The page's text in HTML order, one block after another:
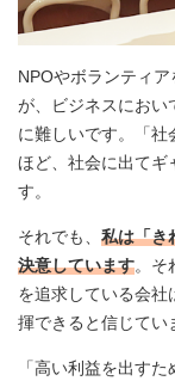
NPOやボランティ
が、ビジネスにおい
に難しいです。「社
ほど、社会に出てギ
す。
それでも、 私は「き
決意しています。そ
を追求している会社
揮できると信じてい
「高い利益を出す